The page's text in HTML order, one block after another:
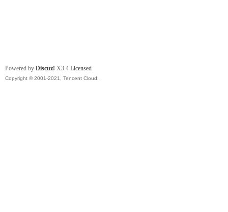
Powered by Discuz! X3.4 Licensed
Copyright © 2001-2021, Tencent Cloud.